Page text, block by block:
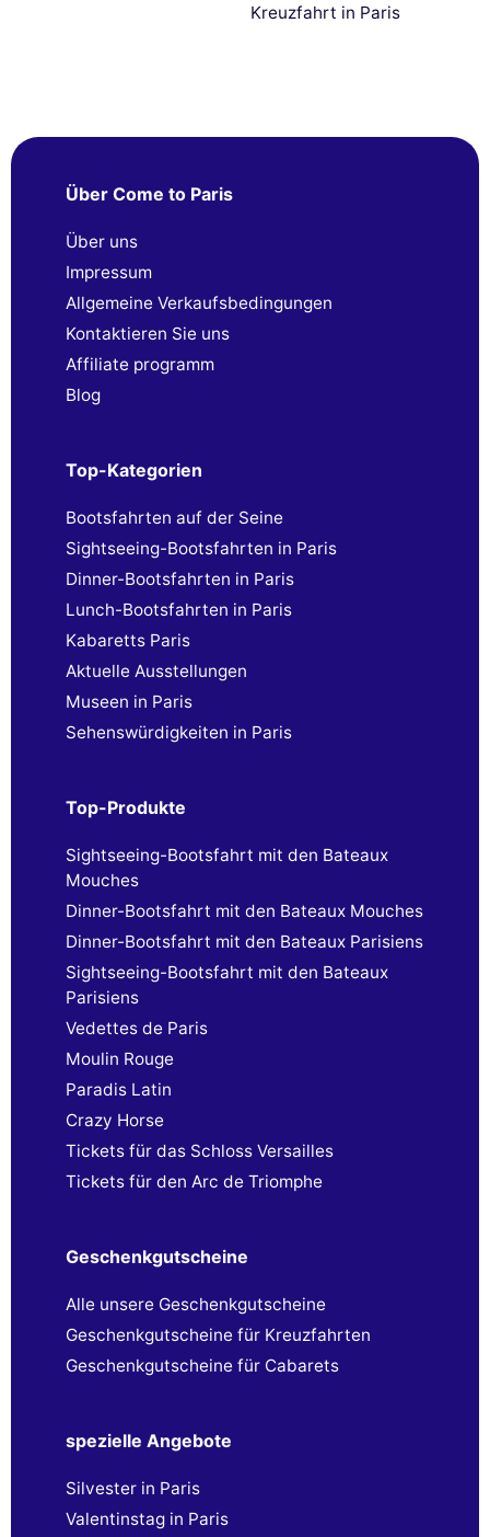
Kreuzfahrt in Paris
Über Come to Paris
Über uns
Impressum
Allgemeine Verkaufsbedingungen
Kontaktieren Sie uns
Affiliate programm
Blog
Top-Kategorien
Bootsfahrten auf der Seine
Sightseeing-Bootsfahrten in Paris
Dinner-Bootsfahrten in Paris
Lunch-Bootsfahrten in Paris
Kabaretts Paris
Aktuelle Ausstellungen
Museen in Paris
Sehenswürdigkeiten in Paris
Top-Produkte
Sightseeing-Bootsfahrt mit den Bateaux
Mouches
Dinner-Bootsfahrt mit den Bateaux Mouches
Dinner-Bootsfahrt mit den Bateaux Parisiens
Sightseeing-Bootsfahrt mit den Bateaux
Parisiens
Vedettes de Paris
Moulin Rouge
Paradis Latin
Crazy Horse
Tickets für das Schloss Versailles
Tickets für den Arc de Triomphe
Geschenkgutscheine
Alle unsere Geschenkgutscheine
Geschenkgutscheine für Kreuzfahrten
Geschenkgutscheine für Cabarets
spezielle Angebote
Silvester in Paris
Valentinstag in Paris